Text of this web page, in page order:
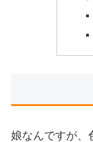
娘なんですが